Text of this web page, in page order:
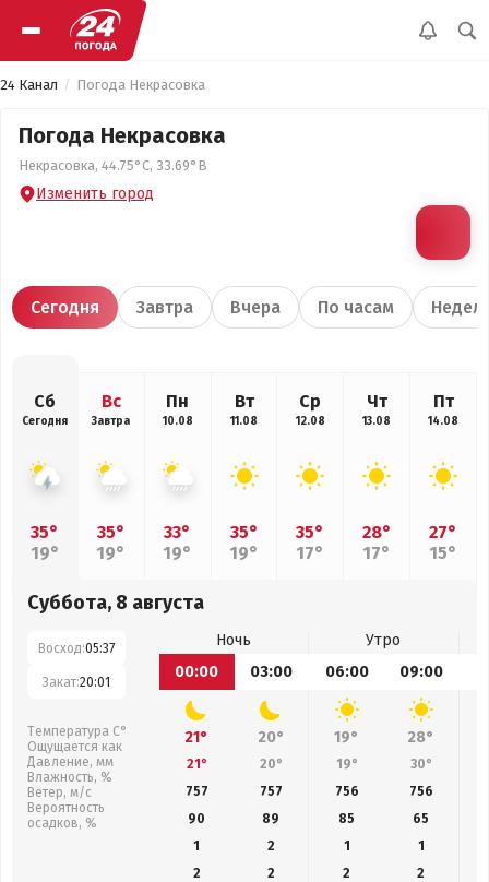
24 Канал Погода Некрасовка
Погода Некрасовка
Некрасовка, 44.75°С, 33.69°В
Изменить город
Сегодня Завтра Вчера По часам
Сб
Сегодня
35°
19°
Вс
Завтра
35°
19°
Пн
10.08
33°
19°
Вт
11.08
35°
19°
Ср
12.08
35°
17°
Чт
13.08
28°
17°
Пт
14.08
27°
15°
Суббота, 8 августа
Восход:05:37
Закат:20:01
Температура С°
Ощущается как
Давление, мм
Влажность, %
Ветер, м/с
Вероятность
осадков, %
Ночь
Утро
00:00
03:00 06:00 09:00
21° 20° 19° 28°
21° 20° 19° 30°
757
757 756 756
90
89 85 65
1
2 1
1
2
2 2 2